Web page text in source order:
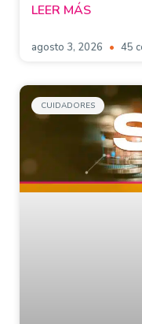
LEER MÁS
agosto 3, 2026 45
CUIDADORES